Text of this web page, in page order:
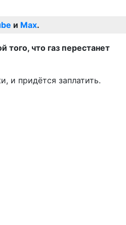
и Max.
того, что газ перестанет
и придётся заплатить.